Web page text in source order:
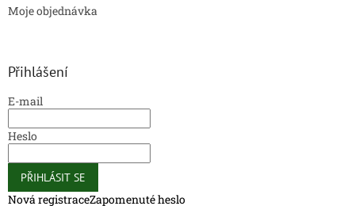
Moje objednávka
Přihlášení
E-mail
Heslo
PŘIHLÁSIT SE
Nová registraceZapomenuté heslo